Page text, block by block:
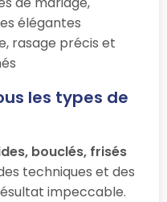
élégantes
rasage précis et
les types de
bouclés, frisés
techniques et des
impeccable.